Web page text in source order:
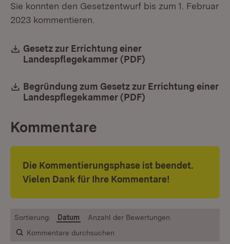
Sie konnten den Gesetzentwurf bis zum 1. Februar
2023 kommentieren.
Download:
Gesetz zur Errichtung einer
Landespflegekammer (PDF)
Download:
Begründung zum Gesetz zur Errichtung einer
Landespflegekammer (PDF)
Kommentare
Die Kommentierungsphase ist beendet.
Vielen Dank für Ihre Kommentare!
Kommentare durchsuchen
Sortierung: Datum Anzahl der Bewertungen